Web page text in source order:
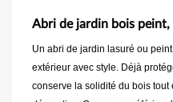
Abri de jardin bois
Un abri de jardin lasuré ou
extérieur avec style. Déjà
conserve la solidité du bois